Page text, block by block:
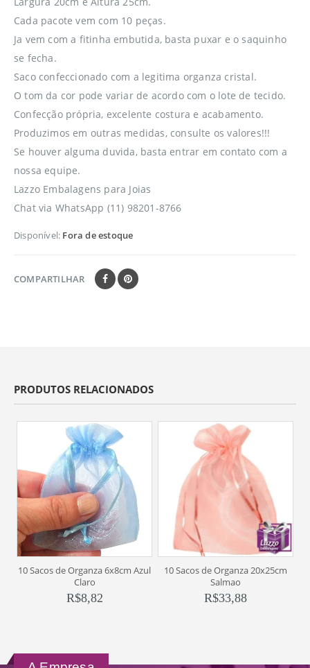
Cada pacote vem com 10 peças.
Ja vem com a fitinha embutida, basta puxar e o saquinho
se fecha.
Saco confeccionado com a legitima organza cristal.
O tom da cor pode variar de acordo com o lote de tecido.
Confecção própria, excelente costura e acabamento.
Produzimos em outras medidas, consulte os valores!!!
Se houver alguma duvida, basta entrar em contato com a
nossa equipe.
Lazzo Embalagens para Joias
Chat via WhatsApp (11) 98201-8766
Disponível: Fora de estoque
COMPARTILHAR
PRODUTOS RELACIONADOS
10 Sacos de Organza 6x8cm Azul
Claro
R$8,82
10 Sacos de Organza 20x25cm
Salmao
R$33,88